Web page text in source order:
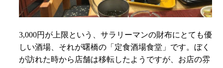
3,000円が上限という、サラリーマンの財布にとても優
しい酒場、それが曙橋の「定食酒場食堂」です。ぼく
が訪れた時から店舗は移転したようですが、お店の雰